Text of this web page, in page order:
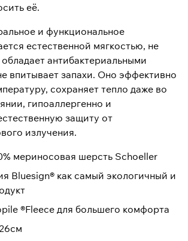
её.
и функциональное
естественной мягкостью, не
антибактериальными
впитывает запахи. Оно эффективно
сохраняет тепло даже во
гипоаллергенно и
защиту от
излучения.
мериносовая шерсть Schoeller
Bluesign® как самый экологичный и
®Fleece для большего комфорта